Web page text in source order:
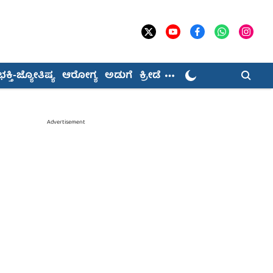
ಜ್ಯೋತಿಷ್ಯ ಆರೋಗ್ಯ ಅಡುಗೆ ಕ್ರೀಡೆ
Advertisement